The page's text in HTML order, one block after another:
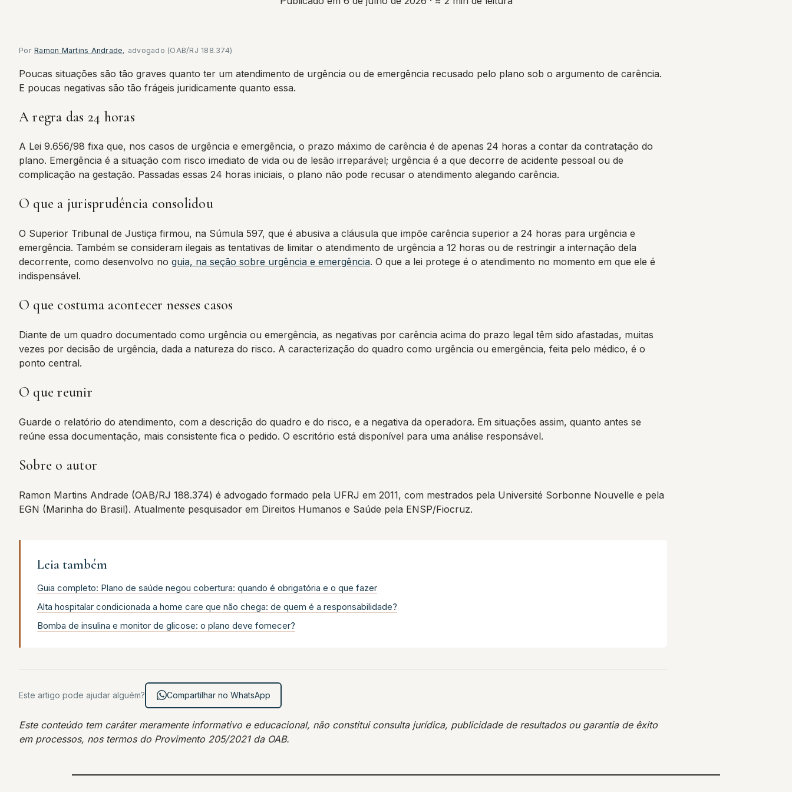
Por Ramon Martins Andrade, advogado (OAB/RJ 188.374)
Poucas situações são tão graves quanto ter um atendimento de urgência ou de emergência recusado pelo plano sob o argumento de carência.
E poucas negativas são tão frágeis juridicamente quanto essa.
A regra das 24 horas
A Lei 9.656/98 fixa que, nos casos de urgência e emergência, o prazo máximo de carência é de apenas 24 horas a contar da contratação do
plano. Emergência é a situação com risco imediato de vida ou de lesão irreparável; urgência é a que decorre de acidente pessoal ou de
complicação na gestação. Passadas essas 24 horas iniciais, o plano não pode recusar o atendimento alegando carência.
O que a jurisprudência consolidou
O Superior Tribunal de Justiça firmou, na Súmula 597, que é abusiva a cláusula que impõe carência superior a 24 horas para urgência e
emergência. Também se consideram ilegais as tentativas de limitar o atendimento de urgência a 12 horas ou de restringir a internação dela
decorrente, como desenvolvo no guia, na seção sobre urgência e emergência. O que a lei protege é o atendimento no momento em que ele é
indispensável.
O que costuma acontecer nesses casos
Diante de um quadro documentado como urgência ou emergência, as negativas por carência acima do prazo legal têm sido afastadas, muitas
vezes por decisão de urgência, dada a natureza do risco. A caracterização do quadro como urgência ou emergência, feita pelo médico, é o
ponto central.
O que reunir
Guarde o relatório do atendimento, com a descrição do quadro e do risco, e a negativa da operadora. Em situações assim, quanto antes se
reúne essa documentação, mais consistente fica o pedido. O escritório está disponível para uma análise responsável.
Sobre o autor
Ramon Martins Andrade (OAB/RJ 188.374) é advogado formado pela UFRJ em 2011, com mestrados pela Université Sorbonne Nouvelle e pela
EGN (Marinha do Brasil). Atualmente pesquisador em Direitos Humanos e Saúde pela ENSP/Fiocruz.
Leia também
Guia completo: Plano de saúde negou cobertura: quando é obrigatória e o que fazer
Alta hospitalar condicionada a home care que não chega: de quem é a responsabilidade?
Bomba de insulina e monitor de glicose: o plano deve fornecer?
Este artigo pode ajudar alguém? Compartilhar no WhatsApp
Este conteúdo tem caráter meramente informativo e educacional, não constitui consulta jurídica, publicidade de resultados ou garantia de êxito
em processos, nos termos do Provimento 205/2021 da OAB.